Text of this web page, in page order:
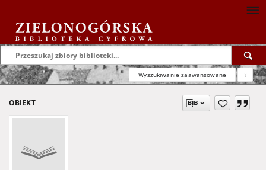
Wyszukiwanie zaawansowane ?
OBIEKT